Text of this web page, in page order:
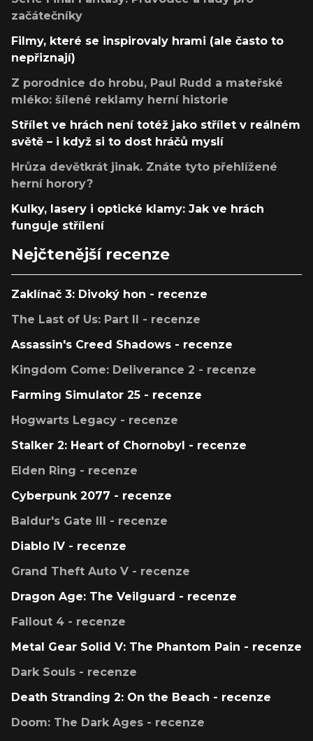
začátečníky
Filmy, které se inspirovaly hrami (ale často to
nepřiznají)
Z porodnice do hrobu, Paul Rudd a mateřské
mléko: šílené reklamy herní historie
Střílet ve hrách není totéž jako střílet v reálném
světě – i když si to dost hráčů myslí
Hrůza devětkrát jinak. Znáte tyto přehlížené
herní horory?
Kulky, lasery i optické klamy: Jak ve hrách
funguje střílení
Nejčtenější recenze
Zaklínač 3: Divoký hon - recenze
The Last of Us: Part II - recenze
Assassin's Creed Shadows - recenze
Kingdom Come: Deliverance 2 - recenze
Farming Simulator 25 - recenze
Hogwarts Legacy - recenze
Stalker 2: Heart of Chornobyl - recenze
Elden Ring - recenze
Cyberpunk 2077 - recenze
Baldur's Gate III - recenze
Diablo IV - recenze
Grand Theft Auto V - recenze
Dragon Age: The Veilguard - recenze
Fallout 4 - recenze
Metal Gear Solid V: The Phantom Pain - recenze
Dark Souls - recenze
Death Stranding 2: On the Beach - recenze
Doom: The Dark Ages - recenze